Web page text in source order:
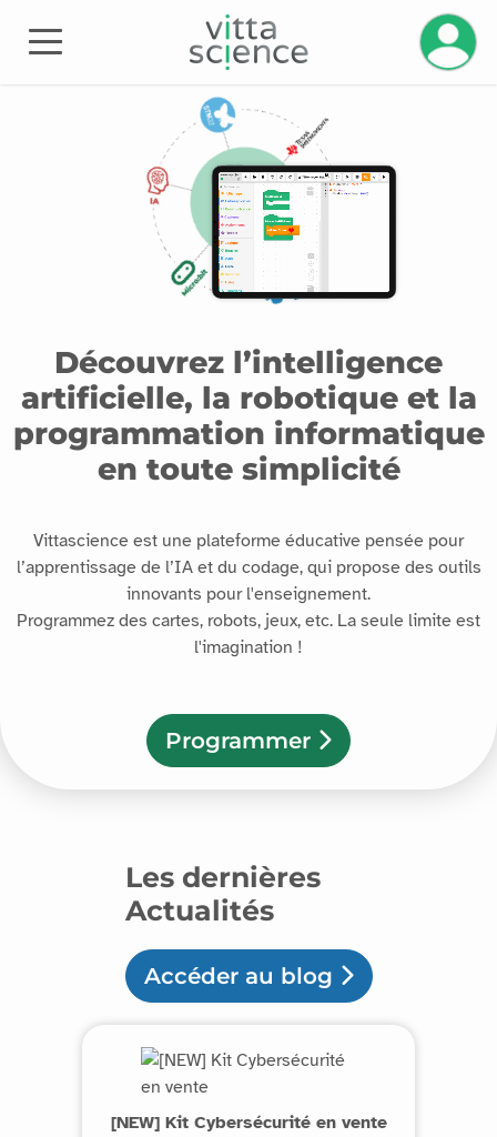
Découvrez l’intelligence
artificielle, la robotique et la
programmation informatique
en toute simplicité
Vittascience est une plateforme éducative pensée pour
l’apprentissage de l’IA et du codage, qui propose des outils
innovants pour l'enseignement.
Programmez des cartes, robots, jeux, etc. La seule limite est
l'imagination !
Programmer
Les dernières
Actualités
Accéder au blog
[NEW] Kit Cybersécurité en vente